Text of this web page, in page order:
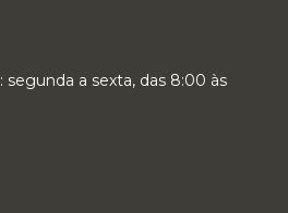
a sexta, das 8:00 às